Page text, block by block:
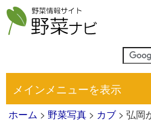
メインメニューを表示
ホーム > 野菜写真 > カブ > 弘岡